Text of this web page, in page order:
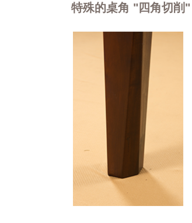
特殊的桌角 "四角切削